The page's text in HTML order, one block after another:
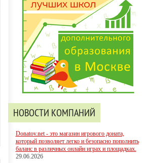
НОВОСТИ КОМПАНИЙ
Donatov.net - это магазин игрового доната,
который позволяет легко и безопасно пополнить
баланс в различных онлайн играх и площадках.
29.06.2026